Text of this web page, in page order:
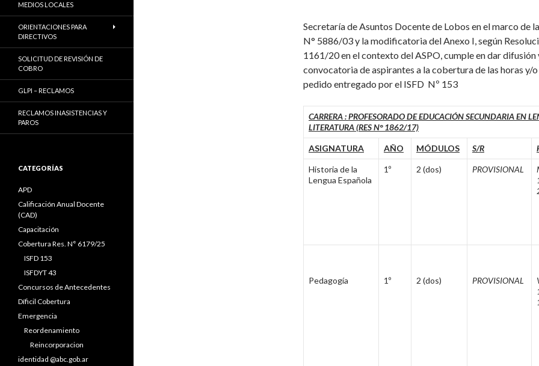
Secretaría de Asuntos Docente de Lobos en el marco de
N° 5886/03 y la modificatoria del Anexo I, según
1161/20 en el contexto del ASPO, cumple en dar difusión
convocatoria de aspirantes a la cobertura de las horas y/
pedido entregado por el ISFD Nº 153
CARRERA : PROFESORADO DE EDUCACIÓN SECUNDARIA EN
LITERATURA (RES N° 1862/17)
ASIGNATURA AÑO MÓDULOS S/R
Historia de la
Lengua Española
1º 2 (dos) PROVISIONAL
Pedagogía 1º 2 (dos) PROVISIONAL
MEDIOS LOCALES
ORIENTACIONES PARA
DIRECTIVOS
SOLICITUD DE REVISIÓN DE
COBRO
GLPI – RECLAMOS
RECLAMOS INASISTENCIAS Y
PAROS
CATEGORÍAS
APD
Calificación Anual Docente
(CAD)
Capacitación
Cobertura Res. N° 6179/25
ISFD 153
ISFDYT 43
Concursos de Antecedentes
Díficil Cobertura
Emergencia
Reordenamiento
Reincorporacion
identidad @abc.gob.ar